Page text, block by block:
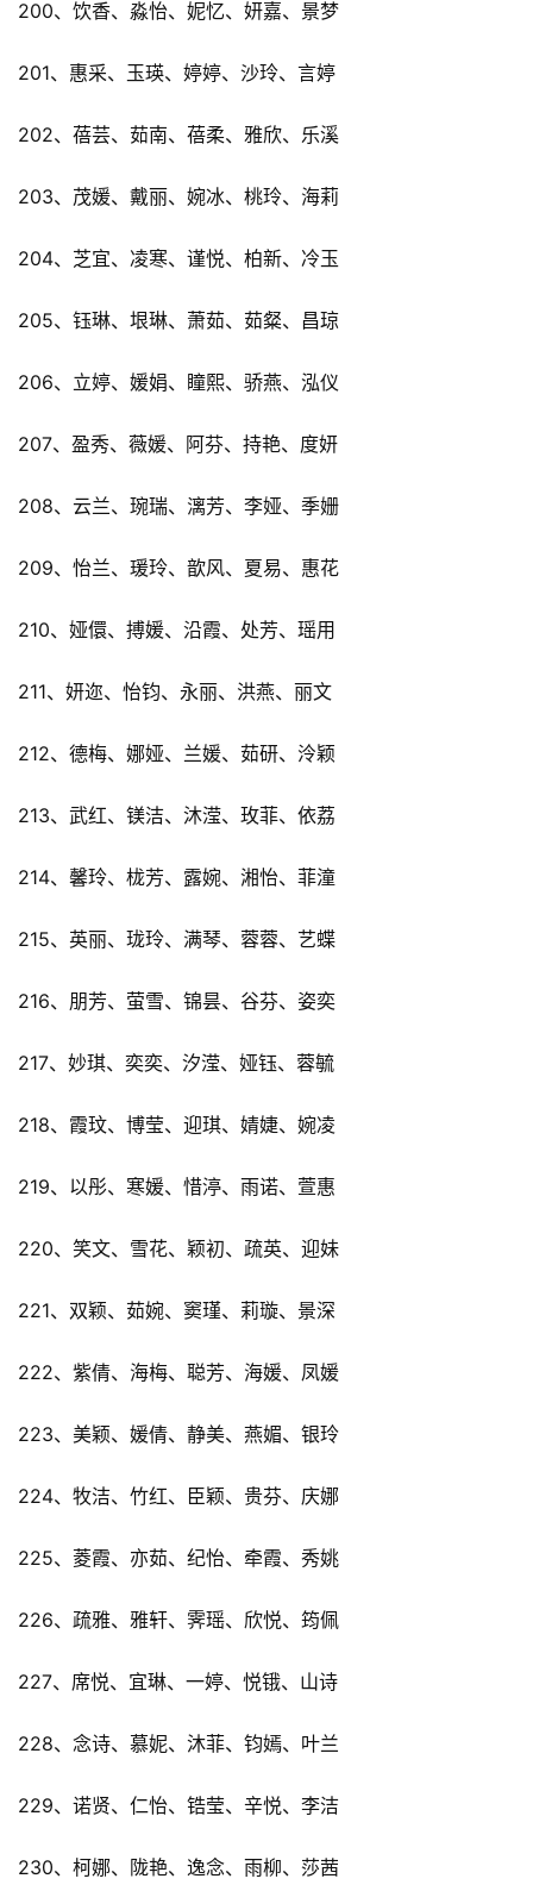
200、饮香、淼怡、妮忆、妍嘉、景梦
201、惠采、玉瑛、婷婷、沙玲、言婷
202、蓓芸、茹南、蓓柔、雅欣、乐溪
203、茂媛、戴丽、婉冰、桃玲、海莉
204、芝宜、凌寒、谨悦、柏新、冷玉
205、钰琳、垠琳、萧茹、茹粲、昌琼
206、立婷、媛娟、瞳熙、骄燕、泓仪
207、盈秀、薇媛、阿芬、持艳、度妍
208、云兰、琬瑞、漓芳、李娅、季姗
209、怡兰、瑗玲、歆风、夏易、惠花
210、娅儇、搏媛、沿霞、处芳、瑶用
211、妍迩、怡钧、永丽、洪燕、丽文
212、德梅、娜娅、兰媛、茹研、泠颖
213、武红、镁洁、沐滢、玫菲、依荔
214、馨玲、栊芳、露婉、湘怡、菲潼
215、英丽、珑玲、满琴、蓉蓉、艺蝶
216、朋芳、萤雪、锦昙、谷芬、姿奕
217、妙琪、奕奕、汐滢、娅钰、蓉毓
218、霞玟、博莹、迎琪、婧婕、婉凌
219、以彤、寒媛、惜渟、雨诺、萱惠
220、笑文、雪花、颖初、疏英、迎妹
221、双颖、茹婉、窦瑾、莉璇、景深
222、紫倩、海梅、聪芳、海媛、凤媛
223、美颖、媛倩、静美、燕媚、银玲
224、牧洁、竹红、臣颖、贵芬、庆娜
225、菱霞、亦茹、纪怡、牵霞、秀姚
226、疏雅、雅轩、霁瑶、欣悦、筠佩
227、席悦、宜琳、一婷、悦锇、山诗
228、念诗、慕妮、沐菲、钧嫣、叶兰
229、诺贤、仁怡、锆莹、辛悦、李洁
230、柯娜、陇艳、逸念、雨柳、莎茜